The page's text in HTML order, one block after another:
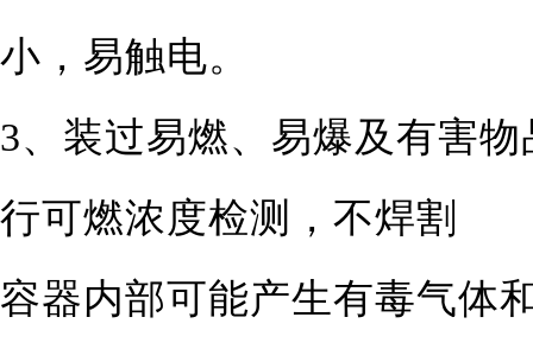
小，易触电。
3、装过易燃、易爆及有害
行可燃浓度检测，不焊割
容器内部可能产生有毒气体